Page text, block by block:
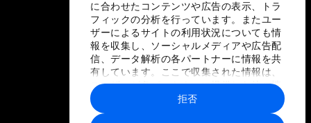
に合わせたコンテンツや広告の表示、トラ
フィックの分析を行っています。またユー
ザーによるサイトの利用状況についても情
報を収集し、ソーシャルメディアや広告配
信、データ解析の各パートナーに情報を共
有しています。ここで収集された情報は、
ユーザーが各パートナーに提供した他の情
報や各パートナーのサービスを使用した際
に収集された情報と組み合わされ、各パー
拒否